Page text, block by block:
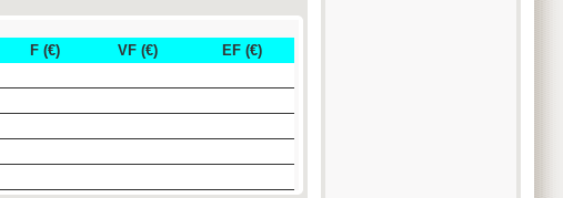
F (€) VF (€) EF (€)